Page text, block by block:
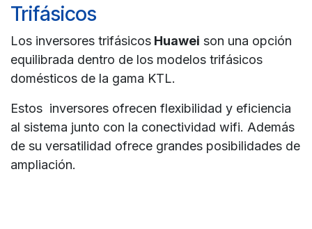
Trifásicos
Los inversores trifásicos Huawei son una opción
equilibrada dentro de los modelos trifásicos
domésticos de la gama KTL.
Estos inversores ofrecen flexibilidad y eficiencia
al sistema junto con la conectividad wifi. Además
de su versatilidad ofrece grandes posibilidades de
ampliación.